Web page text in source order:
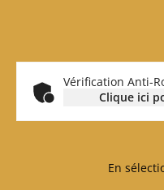
Vérification Anti-
Clique ici
En